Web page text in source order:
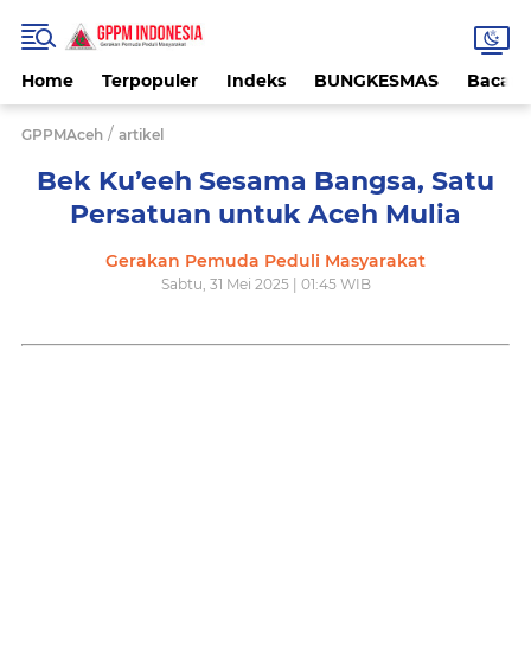
Home Terpopuler Indeks BUNGKESMAS
GPPMAceh / artikel
Bek Ku’eeh Sesama Bangsa, Satu
Persatuan untuk Aceh Mulia
Gerakan Pemuda Peduli Masyarakat
Sabtu, 31 Mei 2025 | 01:45 WIB